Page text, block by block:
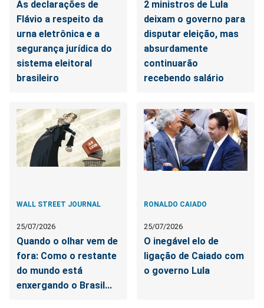
As declarações de
Flávio a respeito da
urna eletrônica e a
segurança jurídica do
sistema eleitoral
brasileiro
2 ministros de Lula
deixam o governo para
disputar eleição, mas
absurdamente
continuarão
recebendo salário
WALL STREET JOURNAL
25/07/2026
Quando o olhar vem de
fora: Como o restante
do mundo está
enxergando o Brasil...
RONALDO CAIADO
25/07/2026
O inegável elo de
ligação de Caiado com
o governo Lula